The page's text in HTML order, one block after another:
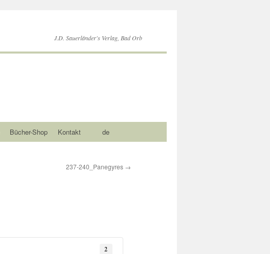
J.D. Sauerländer's Verlag, Bad Orb
Bücher-Shop Kontakt de
237-240_Panegyres →
2